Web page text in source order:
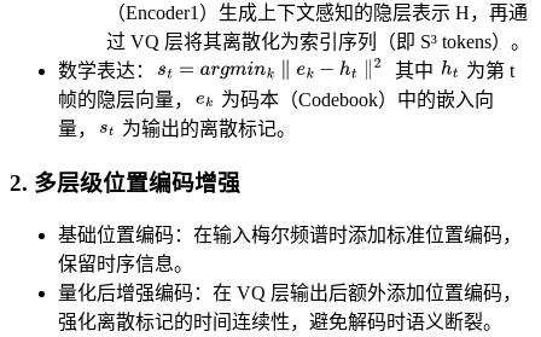
（Encoder1）生成上下文感知的隐层表示 H，再通
过 VQ 层将其离散化为索引序列（即 S³ tokens）。
​​数学表达​​：
st= ar gmink∥ek − ht∥2 ​其中 ht
为第 t
帧的隐层向量，
ek 为码本（Codebook）中的嵌入向
量，
st 为输出的离散标记。
2. ​​多层级位置编码增强​​
​​基础位置编码​​：在输入梅尔频谱时添加标准位置编码，
保留时序信息。
​​量化后增强编码​​：在 VQ 层输出后​​额外添加位置编码​​，
强化离散标记的时间连续性，避免解码时语义断裂。